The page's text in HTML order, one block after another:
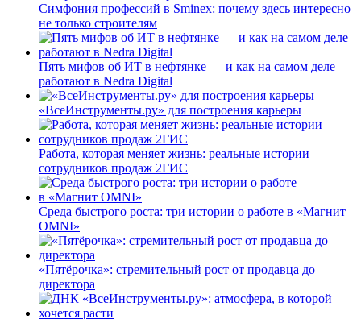
Симфония профессий в Sminex: почему здесь интересно
не только строителям
Пять мифов об ИТ в нефтянке — и как на самом деле
работают в Nedra Digital
«ВсеИнструменты.ру» для построения карьеры
Работа, которая меняет жизнь: реальные истории
сотрудников продаж 2ГИС
Среда быстрого роста: три истории о работе в «Магнит
OMNI»
«Пятёрочка»: стремительный рост от продавца до
директора